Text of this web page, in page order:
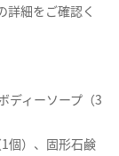
細をご確認く
ィーソープ（3
）、固形石鹸